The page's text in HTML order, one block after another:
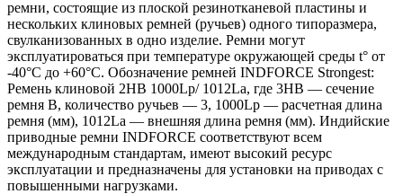
ремни, состоящие из плоской резинотканевой пластины и
нескольких клиновых ремней (ручьев) одного типоразмера,
свулканизованных в одно изделие. Ремни могут
эксплуатироваться при температуре окружающей среды t° от
-40°С до +60°С. Обозначение ремней INDFORCE Strongest:
Ремень клиновой 2HB 1000Lp/ 1012La, где 3HB — сечение
ремня B, количество ручьев — 3, 1000Lp — расчетная длина
ремня (мм), 1012La — внешняя длина ремня (мм). Индийские
приводные ремни INDFORCE соответствуют всем
международным стандартам, имеют высокий ресурс
эксплуатации и предназначены для установки на приводах с
повышенными нагрузками.